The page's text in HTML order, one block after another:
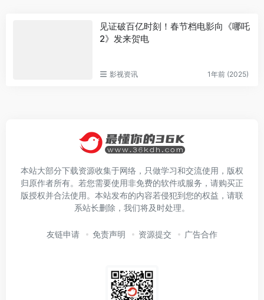
见证破百亿时刻！春节档电影向《哪吒
2》发来贺电
影视资讯 1年前 (2025)
本站大部分下载资源收集于网络，只做学习和交流使用，版权
归原作者所有。若您需要使用非免费的软件或服务，请购买正
版授权并合法使用。本站发布的内容若侵犯到您的权益，请联
系站长删除，我们将及时处理。
友链申请 免责声明 资源提交 广告合作